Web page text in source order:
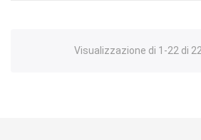
Visualizzazione di 1-22 di